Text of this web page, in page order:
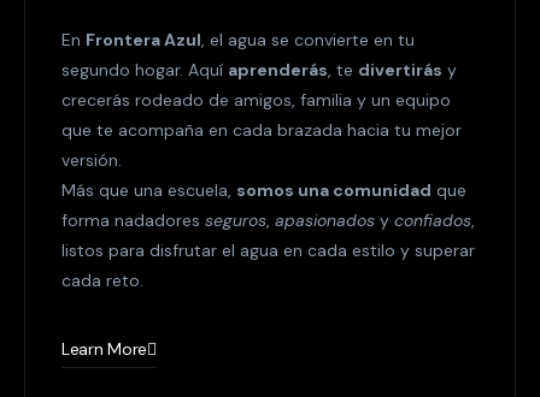
En Frontera Azul, el agua se convierte en tu
segundo hogar. Aquí aprenderás, te divertirás y
crecerás rodeado de amigos, familia y un equipo
que te acompaña en cada brazada hacia tu mejor
versión.
Más que una escuela, somos una comunidad que
forma nadadores seguros, apasionados y confiados,
listos para disfrutar el agua en cada estilo y superar
cada reto.
Learn More